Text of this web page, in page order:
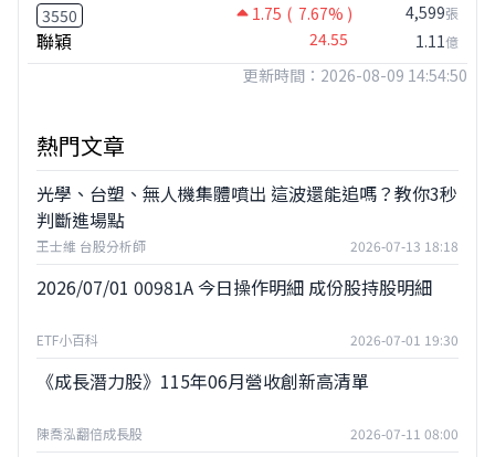
3550 1.75 ( 7.67% )
聯穎 24.55
4,599張
1.11億
更新時間：2026-08-09 14:54:50
熱門文章
光學、台塑、無人機集體噴出 這波還能追嗎？教你3秒
判斷進場點
王士維 台股分析師 2026-07-13 18:18
2026/07/01 00981A 今日操作明細 成份股持股明細
ETF小百科 2026-07-01 19:30
《成長潛力股》115年06月營收創新高清單
陳喬泓翻倍成長股 2026-07-11 08:00